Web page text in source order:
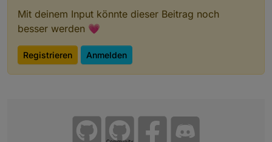
Mit deinem Input könnte dieser Beitrag noch
besser werden 💗
Registrieren Anmelden